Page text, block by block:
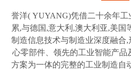
誉洋( YUYANG)凭借二十余年
累,与德国,意大利,澳大利亚,美国
制造信息技术与制造业深度融合
心零部件、领先的工业智能产品
方案为一体的完整的工业制造自